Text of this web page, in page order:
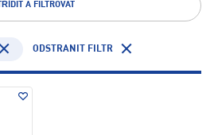
TŘÍDIT A FILTROVAT
ODSTRANIT FILTR